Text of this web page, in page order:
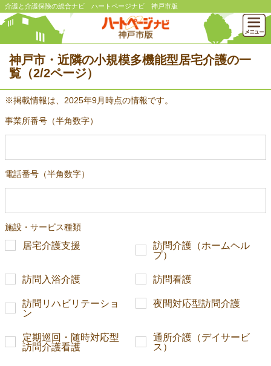
介護と介護保険の総合ナビ ハートページナビ 神戸市版
神戸市・近隣の小規模多機能型居宅介護の一
覧（2/2ページ）
※掲載情報は、2025年9月時点の情報です。
事業所番号（半角数字）
電話番号（半角数字）
施設・サービス種類
居宅介護支援
訪問介護（ホームヘル
プ）
訪問入浴介護 訪問看護
訪問リハビリテーショ
ン
夜間対応型訪問介護
定期巡回・随時対応型
訪問介護看護
通所介護（デイサービ
ス）